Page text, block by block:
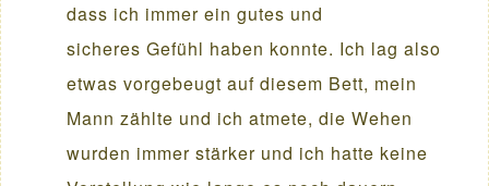
dass ich immer ein gutes und
sicheres Gefühl haben konnte. Ich lag also
etwas vorgebeugt auf diesem Bett, mein
Mann zählte und ich atmete, die Wehen
wurden immer stärker und ich hatte keine